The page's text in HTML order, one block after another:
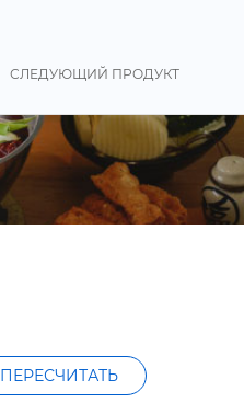
СЛЕДУЮЩИЙ ПРОДУКТ
ПЕРЕСЧИТАТЬ